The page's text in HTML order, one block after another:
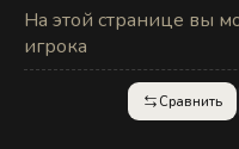
На этой странице вы
игрока
Сравнить
п
р
а
в